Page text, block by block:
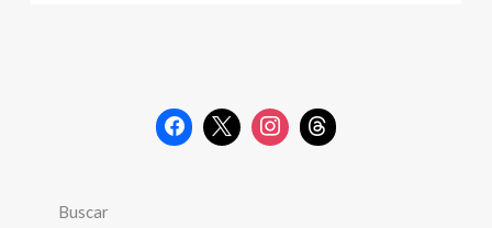
Buscar